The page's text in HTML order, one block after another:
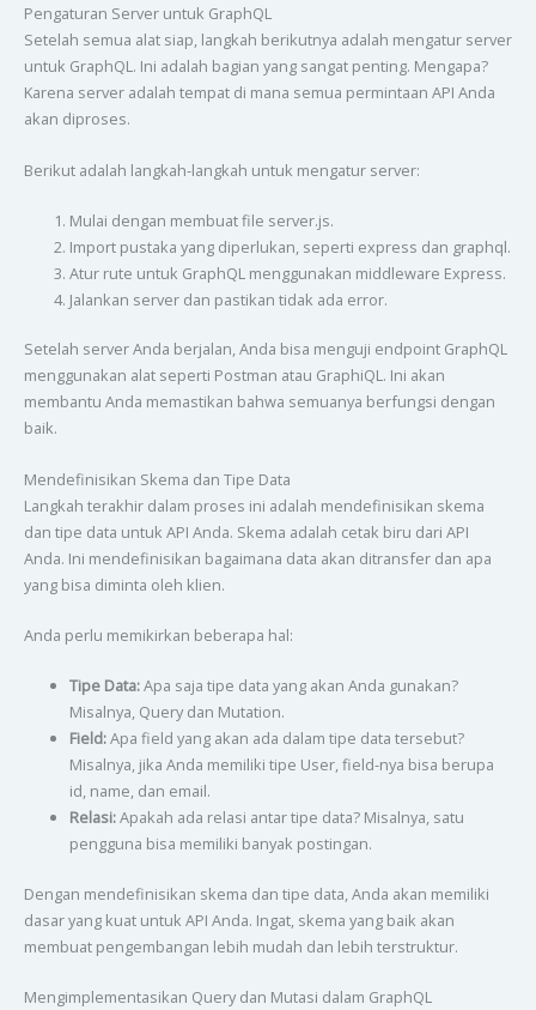
Pengaturan Server untuk GraphQL
Setelah semua alat siap, langkah berikutnya adalah mengatur server
untuk GraphQL. Ini adalah bagian yang sangat penting. Mengapa?
Karena server adalah tempat di mana semua permintaan API Anda
akan diproses.
Berikut adalah langkah-langkah untuk mengatur server:
Mulai dengan membuat file server.js.
Import pustaka yang diperlukan, seperti express dan graphql.
Atur rute untuk GraphQL menggunakan middleware Express.
Jalankan server dan pastikan tidak ada error.
Setelah server Anda berjalan, Anda bisa menguji endpoint GraphQL
menggunakan alat seperti Postman atau GraphiQL. Ini akan
membantu Anda memastikan bahwa semuanya berfungsi dengan
baik.
Mendefinisikan Skema dan Tipe Data
Langkah terakhir dalam proses ini adalah mendefinisikan skema
dan tipe data untuk API Anda. Skema adalah cetak biru dari API
Anda. Ini mendefinisikan bagaimana data akan ditransfer dan apa
yang bisa diminta oleh klien.
Anda perlu memikirkan beberapa hal:
Tipe Data:Apa saja tipe data yang akan Anda gunakan?
Misalnya, Query dan Mutation.
Field:Apa field yang akan ada dalam tipe data tersebut?
Misalnya, jika Anda memiliki tipe User, field-nya bisa berupa
id, name, dan email.
Relasi:Apakah ada relasi antar tipe data? Misalnya, satu
pengguna bisa memiliki banyak postingan.
Dengan mendefinisikan skema dan tipe data, Anda akan memiliki
dasar yang kuat untuk API Anda. Ingat, skema yang baik akan
membuat pengembangan lebih mudah dan lebih terstruktur.
Mengimplementasikan Query dan Mutasi dalam GraphQL